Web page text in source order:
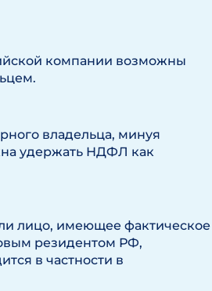
компании возможны
владельца, минуя
удержать НДФЛ как
лицо, имеющее фактическое
резидентом РФ,
в частности в